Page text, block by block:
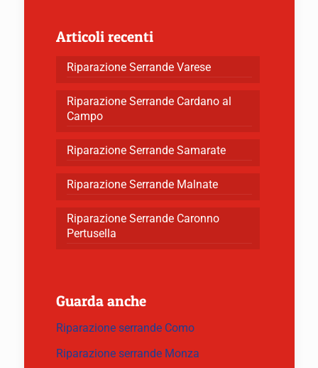
Articoli recenti
Riparazione Serrande Varese
Riparazione Serrande Cardano al
Campo
Riparazione Serrande Samarate
Riparazione Serrande Malnate
Riparazione Serrande Caronno
Pertusella
Guarda anche
Riparazione serrande Como
Riparazione serrande Monza